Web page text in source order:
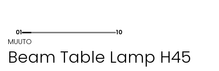
01 10
MUUTO
Beam Table Lamp H45